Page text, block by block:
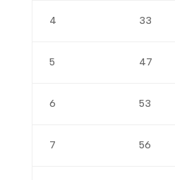
4 33
5 47
6 53
7 56